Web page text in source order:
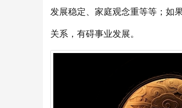
发展稳定、家庭观念重等等；如
关系，有碍事业发展。